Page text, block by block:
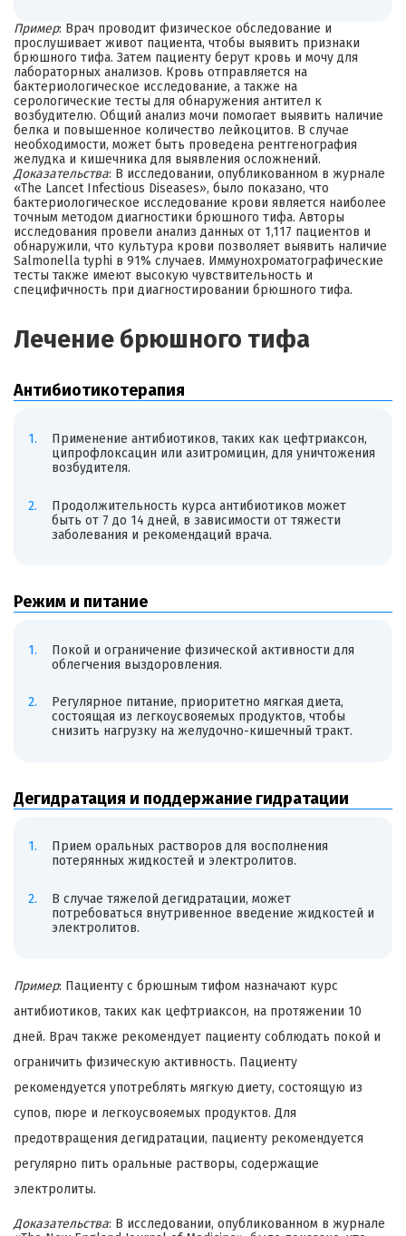
Пример: Врач проводит физическое обследование и
прослушивает живот пациента, чтобы выявить признаки
брюшного тифа. Затем пациенту берут кровь и мочу для
лабораторных анализов. Кровь отправляется на
бактериологическое исследование, а также на
серологические тесты для обнаружения антител к
возбудителю. Общий анализ мочи помогает выявить наличие
белка и повышенное количество лейкоцитов. В случае
необходимости, может быть проведена рентгенография
желудка и кишечника для выявления осложнений.
Доказательства: В исследовании, опубликованном в журнале
«The Lancet Infectious Diseases», было показано, что
бактериологическое исследование крови является наиболее
точным методом диагностики брюшного тифа. Авторы
исследования провели анализ данных от 1,117 пациентов и
обнаружили, что культура крови позволяет выявить наличие
Salmonella typhi в 91% случаев. Иммунохроматографические
тесты также имеют высокую чувствительность и
специфичность при диагностировании брюшного тифа.
Лечение брюшного тифа
Антибиотикотерапия
Применение антибиотиков, таких как цефтриаксон,
ципрофлоксацин или азитромицин, для уничтожения
возбудителя.
Продолжительность курса антибиотиков может
быть от 7 до 14 дней, в зависимости от тяжести
заболевания и рекомендаций врача.
Режим и питание
Покой и ограничение физической активности для
облегчения выздоровления.
Регулярное питание, приоритетно мягкая диета,
состоящая из легкоусвояемых продуктов, чтобы
снизить нагрузку на желудочно-кишечный тракт.
Дегидратация и поддержание гидратации
Прием оральных растворов для восполнения
потерянных жидкостей и электролитов.
В случае тяжелой дегидратации, может
потребоваться внутривенное введение жидкостей и
электролитов.
Пример: Пациенту с брюшным тифом назначают курс
антибиотиков, таких как цефтриаксон, на протяжении 10
дней. Врач также рекомендует пациенту соблюдать покой и
ограничить физическую активность. Пациенту
рекомендуется употреблять мягкую диету, состоящую из
супов, пюре и легкоусвояемых продуктов. Для
предотвращения дегидратации, пациенту рекомендуется
регулярно пить оральные растворы, содержащие
электролиты.
Доказательства: В исследовании, опубликованном в журнале